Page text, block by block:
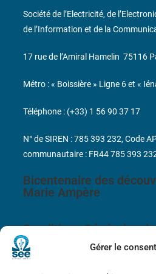
Gérer le
Bicentenaire des
Marie Ampère
Conditions Générales
Société de l’Electricité, de
de l’Information et de la
17 rue de l’Amiral Hamelin 75116
Métro : « Boissière » Ligne 6 et «
Téléphone : (+33) 1 56 90 37 17
N° de SIREN : 785 393 232, Code
communautaire : FR44 785 393